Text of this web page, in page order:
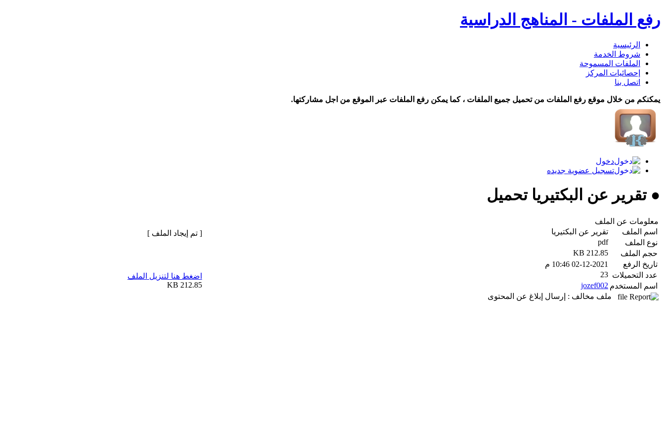
رفع الملفات - المناهج الدراسية
الرئيسية
شروط الخدمة
الملفات المسموحة
إحصائيات المركز
اتصل بنا
يمكنكم من خلال موقع رفع الملفات من تحميل جميع الملفات ، كما يمكن رفع الملفات عبر الموقع من اجل مشاركتها.
دخول
تسجيل عضوية جديده
● تقرير عن البكتيريا تحميل
معلومات عن الملف
اسم الملف
تقرير عن البكتيريا
نوع الملف
pdf
حجم الملف
212.85 KB
تاريخ الرفع
02-12-2021 10:46 م
عدد التحميلات 23
اسم المستخدم jozef002
ملف مخالف : إرسال إبلاغ عن المحتوى
[ تم إيجاد الملف ]
اضغط هنا لتنزيل الملف
212.85 KB